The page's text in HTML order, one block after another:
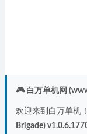
🎮 白万单机网
欢迎来到白万单机
Brigade)